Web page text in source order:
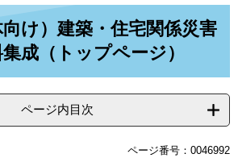
向け）建築・住宅関係災害
成（トップページ）
ページ内目次
ページ番号：0046992